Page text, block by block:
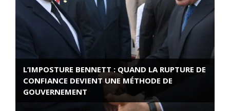
L’IMPOSTURE BENNETT : QUAND LA RUPTURE DE
CONFIANCE DEVIENT UNE MÉTHODE DE
GOUVERNEMENT